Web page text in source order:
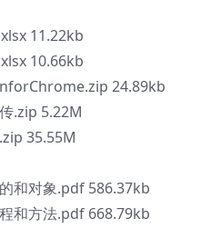
11.22kb
10.66kb
24.89kb
.zip 5.22M
35.55M
和对象.pdf 586.37kb
和方法.pdf 668.79kb